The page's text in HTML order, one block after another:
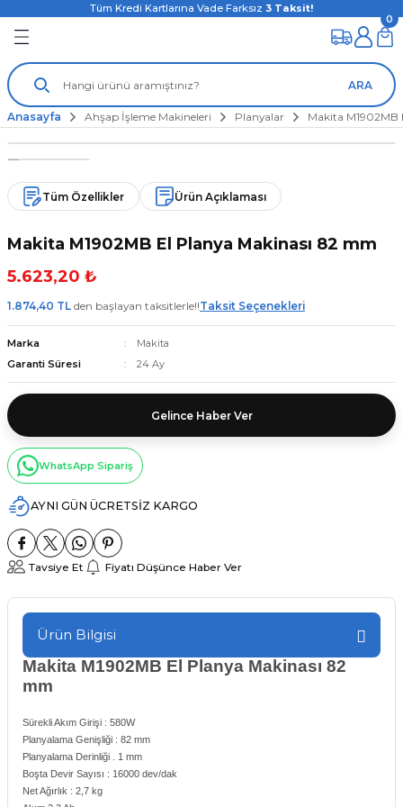
Tüm Kredi Kartlarına Vade Farksız 3 Taksit!
ARA
0
Anasayfa Ahşap İşleme Makineleri Planyalar Makita M1902MB
Tüm Özellikler Ürün Açıklaması
Makita M1902MB El Planya Makinası 82 mm
5.623,20 ₺
1.874,40 TL den başlayan taksitlerle!!Taksit Seçenekleri
Marka
Makita
Garanti Süresi
24 Ay
Gelince Haber Ver
WhatsApp Sipariş
AYNI GÜN ÜCRETSİZ KARGO
Tavsiye Et Fiyatı Düşünce Haber Ver
Ürün Bilgisi
Makita M1902MB El Planya Makinası 82
mm
Sürekli Akım Girişi : 580W
Planyalama Genişliği : 82 mm
Planyalama Derinliği . 1 mm
Boşta Devir Sayısı : 16000 dev/dak
Net Ağırlık : 2,7 kg